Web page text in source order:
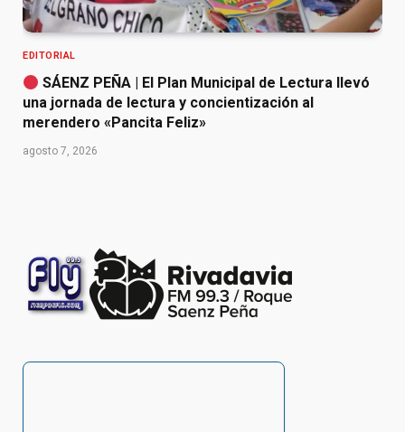
EDITORIAL
SÁENZ PEÑA | El Plan Municipal de Lectura llevó
una jornada de lectura y concientización al
merendero «Pancita Feliz»
agosto 7, 2026